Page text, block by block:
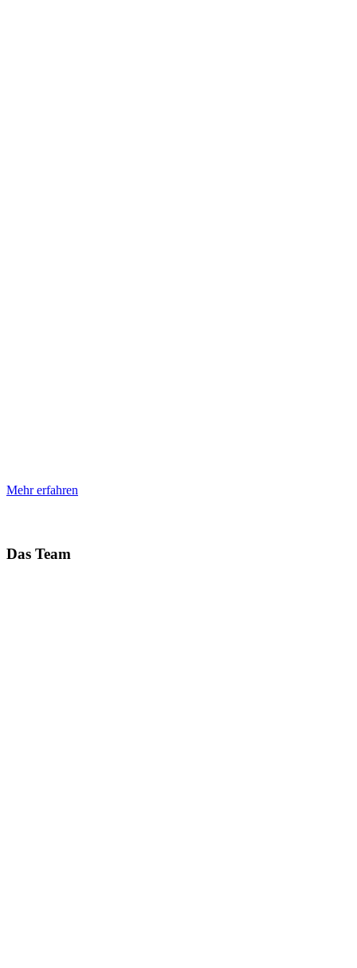
Mehr erfahren
Das Team